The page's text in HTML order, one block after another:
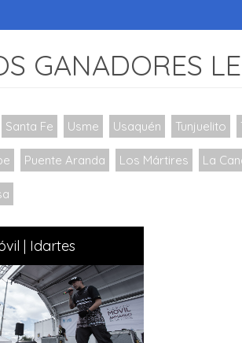
GANADORES
Santa Fe Usme Usaquén Tunjuelito
Puente Aranda Los Mártires La
| Idartes